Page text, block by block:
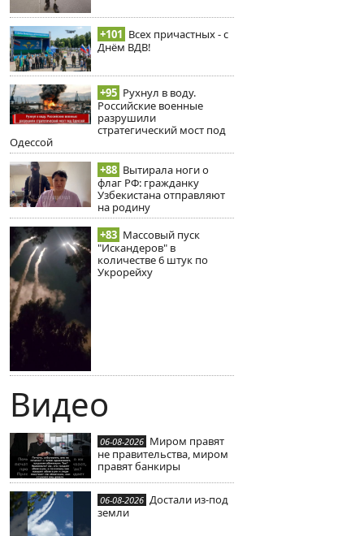
+101 Всех причастных - с
Днём ВДВ!
+95 Рухнул в воду.
Российские военные
разрушили
стратегический мост под
Одессой
+88 Вытирала ноги о
флаг РФ: гражданку
Узбекистана отправляют
на родину
+83 Массовый пуск
"Искандеров" в
количестве 6 штук по
Укрорейху
Видео
06-08-2026 Миром правят
не правительства, миром
правят банкиры
06-08-2026 Достали из-под
земли